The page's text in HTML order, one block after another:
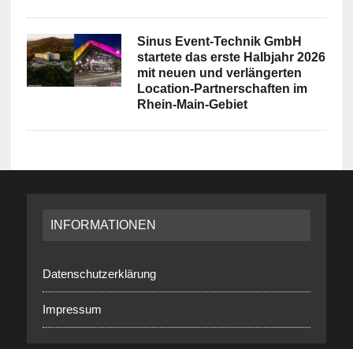
Sinus Event-Technik GmbH
startete das erste Halbjahr 2026
mit neuen und verlängerten
Location-Partnerschaften im
Rhein-Main-Gebiet
INFORMATIONEN
Datenschutzerklärung
Impressum